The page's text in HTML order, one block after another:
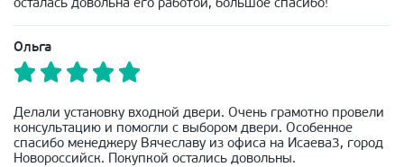
осталась довольна его работой, большое спасибо!
Ольга
Делали установку входной двери. Очень грамотно провели
консультацию и помогли с выбором двери. Особенное
спасибо менеджеру Вячеславу из офиса на Исаева3, город
Новороссийск. Покупкой остались довольны.